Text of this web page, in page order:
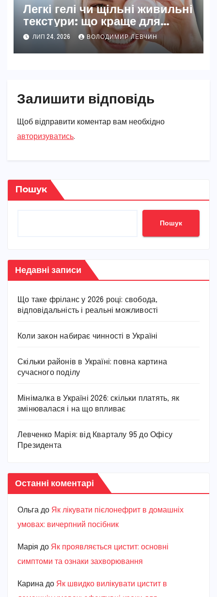
Легкі гелі чи щільні живильні
текстури: що краще для
правильного завершення
догляду
ЛИП 24, 2026 ВОЛОДИМИР ЛЕВЧИН
Залишити відповідь
Щоб відправити коментар вам необхідно
авторизуватись.
Пошук
Пошук
Недавні записи
Що таке фріланс у 2026 році: свобода,
відповідальність і реальні можливості
Коли закон набирає чинності в Україні
Скільки районів в Україні: повна картина
сучасного поділу
Мінімалка в Україні 2026: скільки платять, як
змінювалася і на що впливає
Левченко Марія: від Кварталу 95 до Офісу
Президента
Останні коментарі
Ольга до Як лікувати пієлонефрит в домашніх
умовах: вичерпний посібник
Марiя до Як проявляється цистит: основні
симптоми та ознаки захворювання
Карина до Як швидко вилікувати цистит в